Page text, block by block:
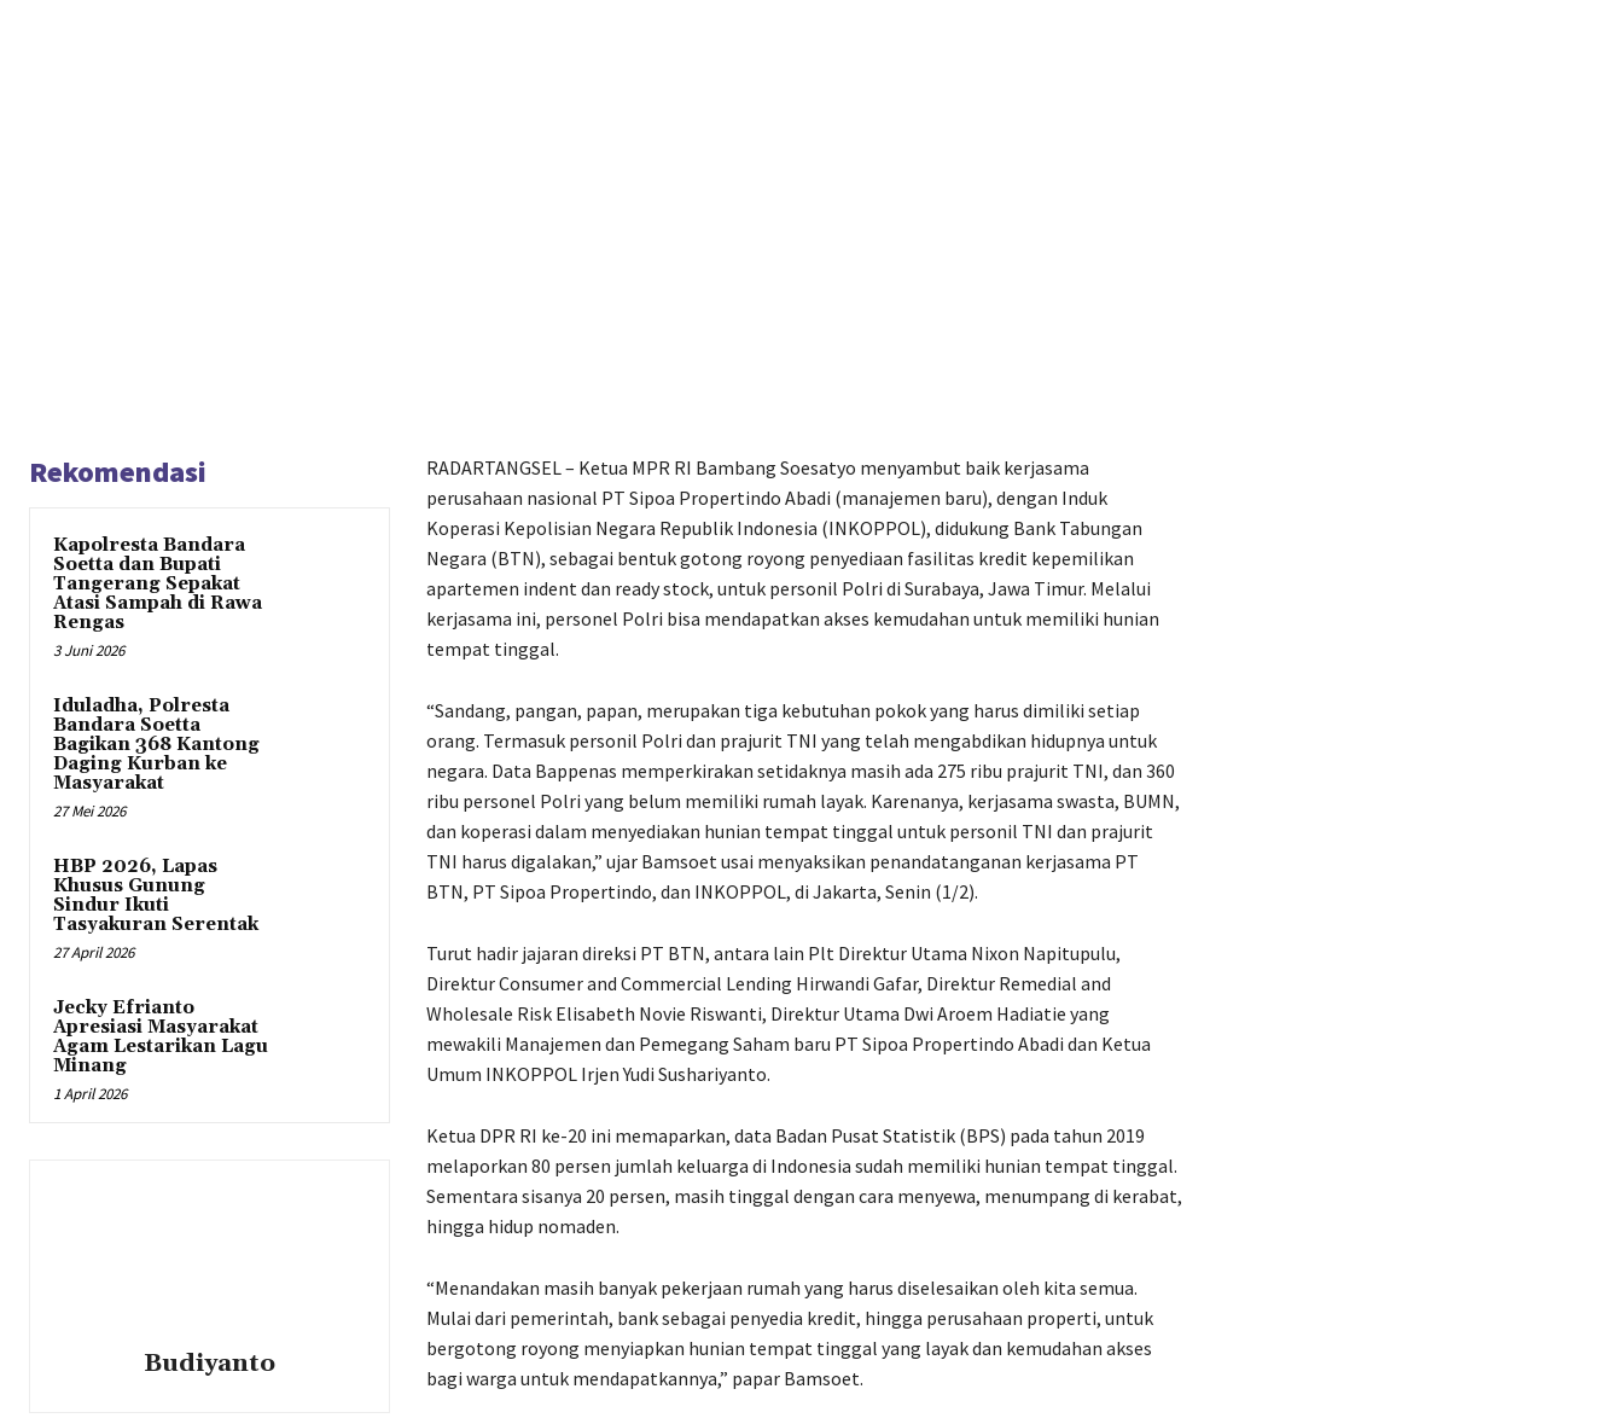
Rekomendasi
Kapolresta Bandara
Soetta dan Bupati
Tangerang Sepakat
Atasi Sampah di Rawa
Rengas
3 Juni 2026
Iduladha, Polresta
Bandara Soetta
Bagikan 368 Kantong
Daging Kurban ke
Masyarakat
27 Mei 2026
HBP 2026, Lapas
Khusus Gunung
Sindur Ikuti
Tasyakuran Serentak
27 April 2026
Jecky Efrianto
Apresiasi Masyarakat
Agam Lestarikan Lagu
Minang
1 April 2026
Budiyanto
RADARTANGSEL – Ketua MPR RI Bambang Soesatyo menyambut baik kerjasama
perusahaan nasional PT Sipoa Propertindo Abadi (manajemen baru), dengan Induk
Koperasi Kepolisian Negara Republik Indonesia (INKOPPOL), didukung Bank Tabungan
Negara (BTN), sebagai bentuk gotong royong penyediaan fasilitas kredit kepemilikan
apartemen indent dan ready stock, untuk personil Polri di Surabaya, Jawa Timur. Melalui
kerjasama ini, personel Polri bisa mendapatkan akses kemudahan untuk memiliki hunian
tempat tinggal.
“Sandang, pangan, papan, merupakan tiga kebutuhan pokok yang harus dimiliki setiap
orang. Termasuk personil Polri dan prajurit TNI yang telah mengabdikan hidupnya untuk
negara. Data Bappenas memperkirakan setidaknya masih ada 275 ribu prajurit TNI, dan 360
ribu personel Polri yang belum memiliki rumah layak. Karenanya, kerjasama swasta, BUMN,
dan koperasi dalam menyediakan hunian tempat tinggal untuk personil TNI dan prajurit
TNI harus digalakan,” ujar Bamsoet usai menyaksikan penandatanganan kerjasama PT
BTN, PT Sipoa Propertindo, dan INKOPPOL, di Jakarta, Senin (1/2).
Turut hadir jajaran direksi PT BTN, antara lain Plt Direktur Utama Nixon Napitupulu,
Direktur Consumer and Commercial Lending Hirwandi Gafar, Direktur Remedial and
Wholesale Risk Elisabeth Novie Riswanti, Direktur Utama Dwi Aroem Hadiatie yang
mewakili Manajemen dan Pemegang Saham baru PT Sipoa Propertindo Abadi dan Ketua
Umum INKOPPOL Irjen Yudi Sushariyanto.
Ketua DPR RI ke-20 ini memaparkan, data Badan Pusat Statistik (BPS) pada tahun 2019
melaporkan 80 persen jumlah keluarga di Indonesia sudah memiliki hunian tempat tinggal.
Sementara sisanya 20 persen, masih tinggal dengan cara menyewa, menumpang di kerabat,
hingga hidup nomaden.
“Menandakan masih banyak pekerjaan rumah yang harus diselesaikan oleh kita semua.
Mulai dari pemerintah, bank sebagai penyedia kredit, hingga perusahaan properti, untuk
bergotong royong menyiapkan hunian tempat tinggal yang layak dan kemudahan akses
bagi warga untuk mendapatkannya,” papar Bamsoet.